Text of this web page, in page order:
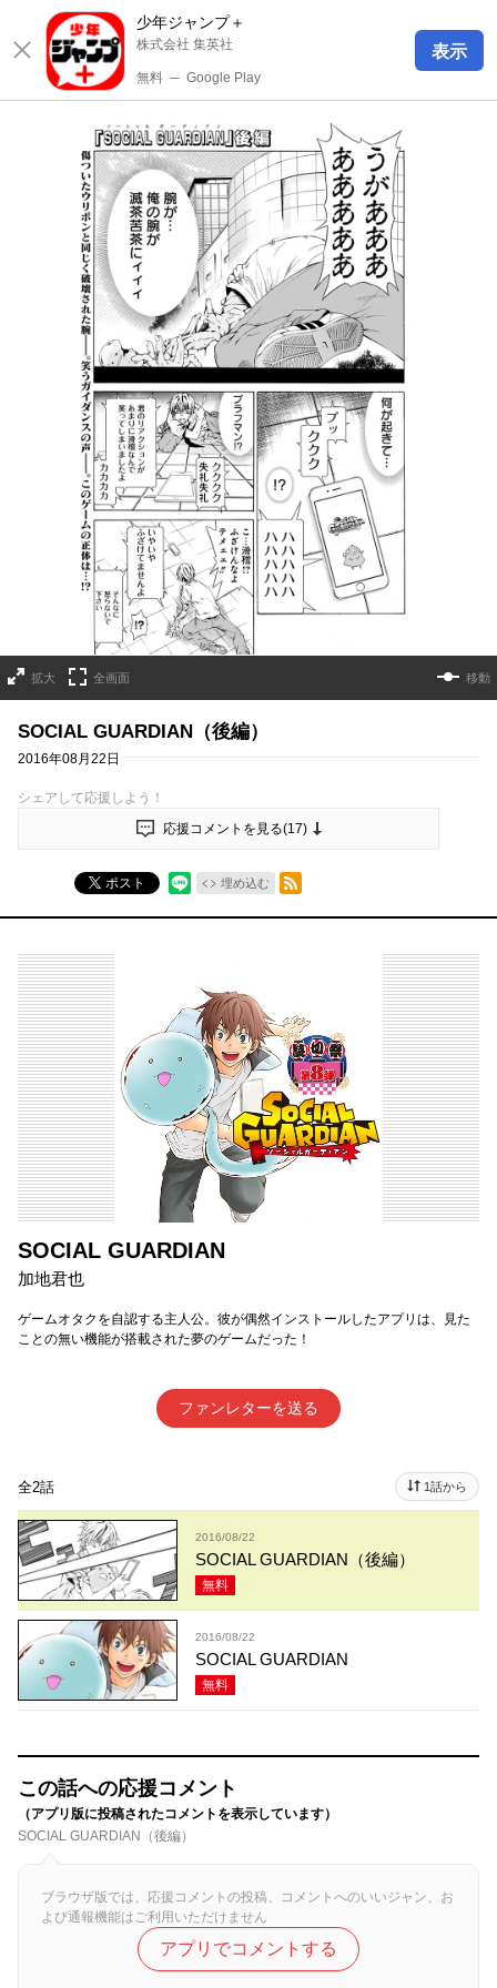
少年ジャンプ＋
株式会社 集英社
無料 ─ Google Play
表示
拡大 全画面 移動
SOCIAL GUARDIAN（後編）
2016年08月22日
シェアして応援しよう！
応援コメントを見る(17)
ポスト 埋め込む
RSSフィード
SOCIAL GUARDIAN
加地君也
ゲームオタクを自認する主人公。彼が偶然インストールしたアプリは、見た
ことの無い機能が搭載された夢のゲームだった！
ファンレターを送る
全2話 1話から
2016/08/22
SOCIAL GUARDIAN（後編）
無料
2016/08/22
SOCIAL GUARDIAN
無料
この話への応援コメント
（アプリ版に投稿されたコメントを表示しています）
SOCIAL GUARDIAN（後編）
ブラウザ版では、応援コメントの投稿、コメントへのいいジャン、お
よび通報機能はご利用いただけません
アプリでコメントする